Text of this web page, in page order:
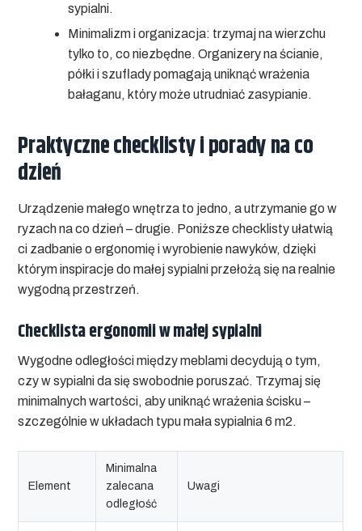
sypialni.
Minimalizm i organizacja: trzymaj na wierzchu
tylko to, co niezbędne. Organizery na ścianie,
półki i szuflady pomagają uniknąć wrażenia
bałaganu, który może utrudniać zasypianie.
Praktyczne checklisty i porady na co
dzień
Urządzenie małego wnętrza to jedno, a utrzymanie go w
ryzach na co dzień – drugie. Poniższe checklisty ułatwią
ci zadbanie o ergonomię i wyrobienie nawyków, dzięki
któryminspiracje do małej sypialniprzełożą się na realnie
wygodną przestrzeń.
Checklista ergonomii w małej sypialni
Wygodne odległości między meblami decydują o tym,
czy w sypialni da się swobodnie poruszać. Trzymaj się
minimalnych wartości, aby uniknąć wrażenia ścisku –
szczególnie w układach typumała sypialnia 6 m2.
Element
Minimalna
zalecana
odległość
Uwagi